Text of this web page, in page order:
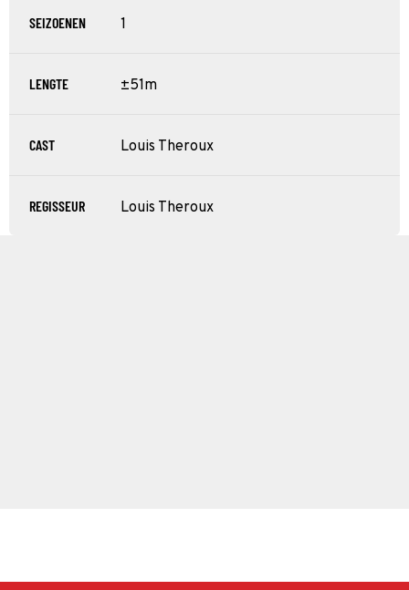
SEIZOENEN 1
LENGTE ±51m
CAST Louis Theroux
REGISSEUR Louis Theroux